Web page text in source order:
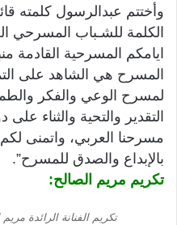
وأختتم عبدالرسول كلمته
الكلمة للشـباب المسرحي
ايامكم المسرحية القادمة
المسرح هي الشاهد على
لمسرح الوعي والفكر
التقدير والتحية والثناء
مسرحنا العربي، واتمنى لكم
بالإبداع والصدق للمسرح”.
تكريم مريم الصالح:
تكريم الفنانة الرائدة مريم